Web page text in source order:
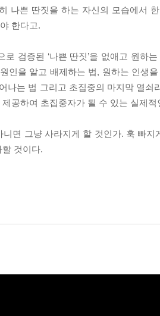
나쁜 딴짓을 하는 자신의 모습에서
한다고.
검증된 ‘나쁜 딴짓’을 없애고 원하
인을 알고 배제하는 법, 원하는 인생
나는 법 그리고 초집중의 마지막 열쇠
공하여 초집중자가 될 수 있는 실제
면 그냥 사라지게 할 것인가. 훅 빠
것이다.